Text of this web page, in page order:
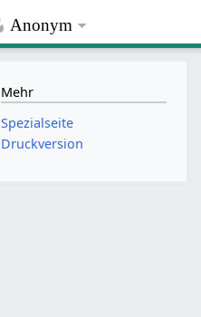
Anonym
Mehr
Spezialseite
Druckversion